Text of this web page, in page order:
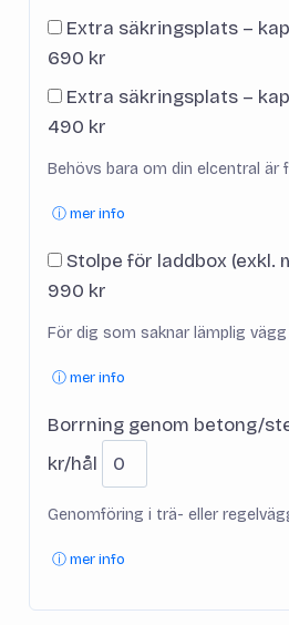
Extra säkringsplats –
690 kr
Extra säkringsplats –
490 kr
Behövs bara om din elcentral är
ⓘ mer info
Stolpe för laddbox (exkl.
990 kr
För dig som saknar lämplig vägg
ⓘ mer info
Borrning genom betong/
kr/hål
Genomföring i trä- eller
ⓘ mer info